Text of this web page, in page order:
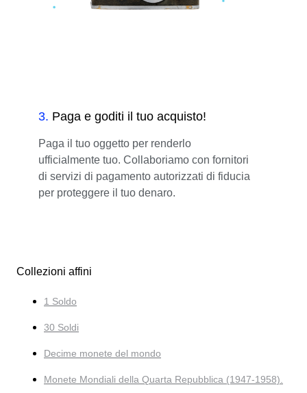
3. Paga e goditi il tuo acquisto!
Paga il tuo oggetto per renderlo
ufficialmente tuo. Collaboriamo con fornitori
di servizi di pagamento autorizzati di fiducia
per proteggere il tuo denaro.
Collezioni affini
1 Soldo
30 Soldi
Decime monete del mondo
Monete Mondiali della Quarta Repubblica (1947-1958).